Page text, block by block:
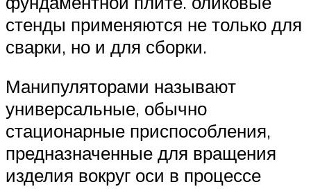
стенды применяются не только для
сварки, но и для сборки.
Манипуляторами называют
универсальные, обычно
стационарные приспособления,
предназначенные для вращения
изделия вокруг оси в процессе